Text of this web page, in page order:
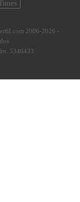
2006-2026 -
5346433